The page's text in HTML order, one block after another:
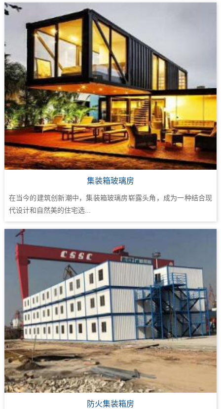
集装箱玻璃房
在当今的建筑创新潮中，集装箱玻璃房崭露头角，成为一种结合现
代设计和自然美的住宅选...
防火集装箱房